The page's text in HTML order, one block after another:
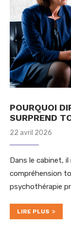
POURQUOI
SURPREND
22 avril 2026
Dans le cabinet, il
compréhension
psychothérapie
LIRE PLUS